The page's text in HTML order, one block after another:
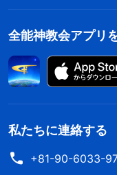
分を省みるなどと
真理を受け入れる
リストの本性の
「第8条 彼らは人を
せない（1）」〔『
暴く御言葉に、心
と、自分には素質
全能神教会アプリ
私たちに連絡する
+81-90-6033-